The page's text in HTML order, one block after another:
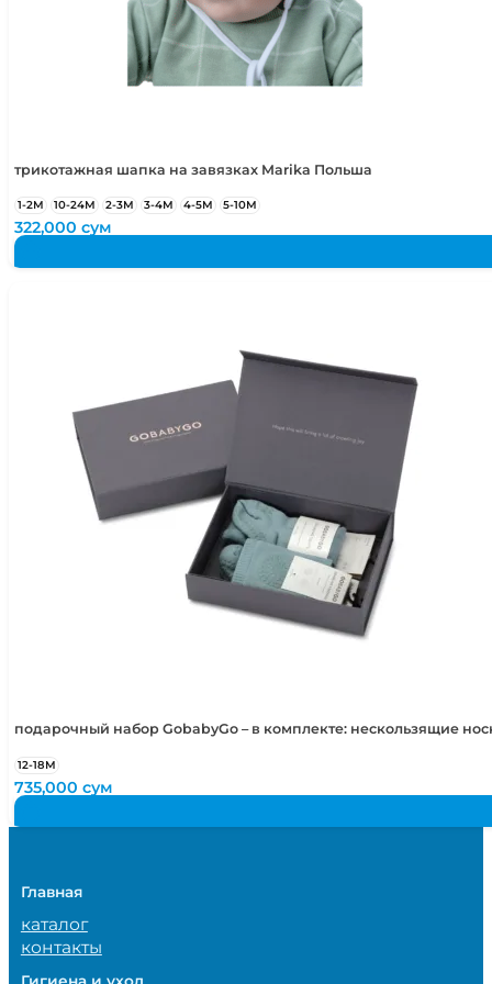
трикотажная шапка на завязках Marika Польша
1-2М 10-24М 2-3М 3-4М 4-5М 5-10М
322,000сум
подарочный набор GobabyGo – в комплекте: нескользящие
12-18М
735,000сум
Главная
каталог
контакты
Гигиена и уход